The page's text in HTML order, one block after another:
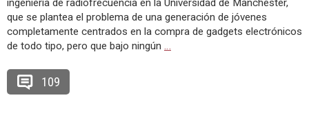
ingeniería de radiofrecuencia en la Universidad de Manchester,
que se plantea el problema de una generación de jóvenes
completamente centrados en la compra de gadgets electrónicos
de todo tipo, pero que bajo ningún …
109